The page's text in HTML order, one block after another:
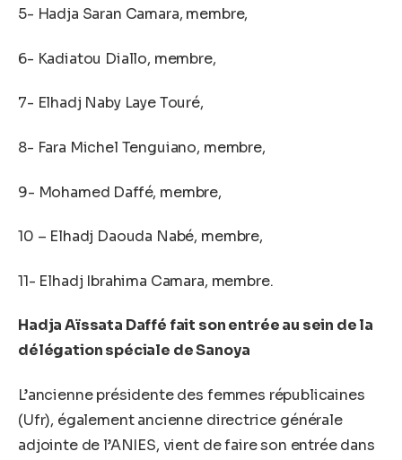
5- Hadja Saran Camara, membre,
6- Kadiatou Diallo, membre,
7- Elhadj Naby Laye Touré,
8- Fara Michel Tenguiano, membre,
9- Mohamed Daffé, membre,
10 – Elhadj Daouda Nabé, membre,
11- Elhadj Ibrahima Camara, membre.
Hadja Aïssata Daffé fait son entrée au sein de la
délégation spéciale de Sanoya
L’ancienne présidente des femmes républicaines
(Ufr), également ancienne directrice générale
adjointe de l’ANIES, vient de faire son entrée dans